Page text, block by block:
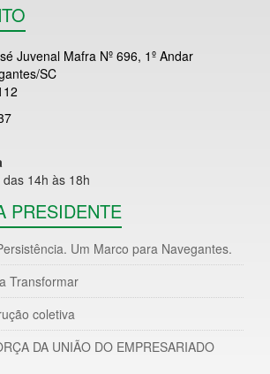
Juvenal Mafra Nº 696, 1º Andar
SC
14h às 18h
PRESIDENTE
Um Marco para Navegantes.
Transformar
coletiva
DA UNIÃO DO EMPRESARIADO